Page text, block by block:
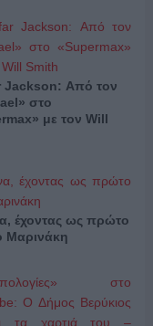
Jackson: Από τον
στο
με τον Will
έχοντας ως πρώτο
Μαρινάκη